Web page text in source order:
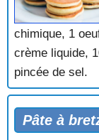
chimique, 1
crème liquide,
pincée de sel.
Pâte à